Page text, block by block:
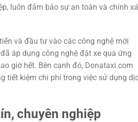
luôn đảm bảo sự an toàn và chính
và đầu tư vào các công nghệ mới
áp dụng công nghệ đặt xe qua ứng
giờ hết. Bên cạnh đó, Donataxi.com
tiết kiệm chi phí trong việc sử dụng
chuyên nghiệp